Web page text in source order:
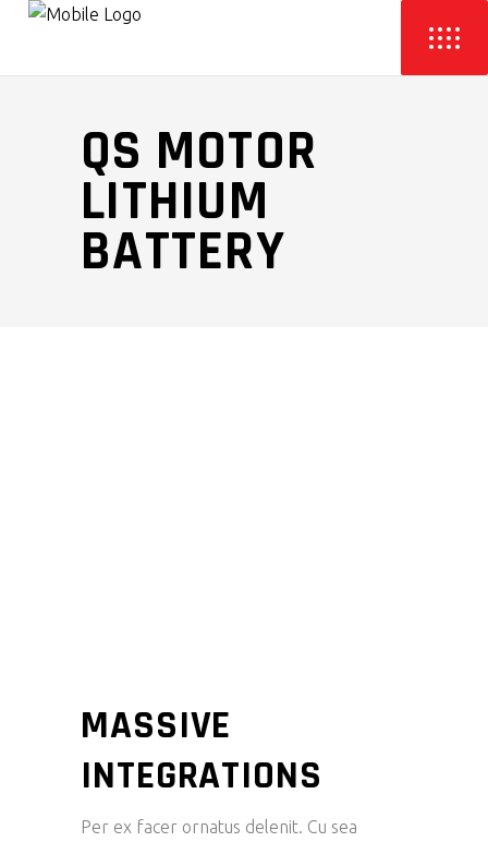
QS MOTOR
LITHIUM
BATTERY
MASSIVE
INTEGRATIONS
Per ex facer ornatus delenit. Cu sea